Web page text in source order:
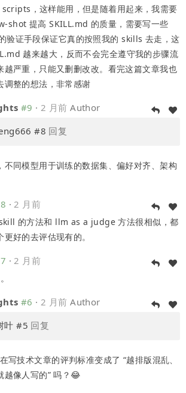
，这样能用，但是随着用起来，我需要
shot 提高 SKILL.md 的质量，需要写一些
验证手段保证它真的按照我的 skills 去走，这
越来越大，反而不会完全遵守我的步骤流
越严重，只能又删删改改。看完这篇文章我也
调整的想法，非常感谢
#9 · 2 月前 Author
#8 回复
不同模型用于训练的数据集、偏好对齐、架构
· 2 月前
的方法和 llm as a judge 方法很相似，都
好的去评估现有的。
· 2 月前
#6 · 2 月前 Author
叶 #5 回复
技术文章的评判标准变成了 “越排版混乱、
越像人写的” 吗？😂